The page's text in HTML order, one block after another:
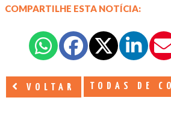
COMPARTILHE ESTA NOTÍCIA:
VOLTAR TODAS DE